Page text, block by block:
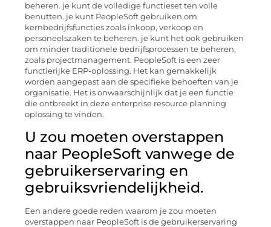
beheren. je kunt de volledige functieset ten volle
benutten. je kunt PeopleSoft gebruiken om
kernbedrijfsfuncties zoals inkoop, verkoop en
personeelszaken te beheren. je kunt het ook gebruiken
om minder traditionele bedrijfsprocessen te beheren,
zoals projectmanagement. PeopleSoft is een zeer
functierijke ERP-oplossing. Het kan gemakkelijk
worden aangepast aan de specifieke behoeften van je
organisatie. Het is onwaarschijnlijk dat je een functie
die ontbreekt in deze enterprise resource planning
oplossing te vinden.
U zou moeten overstappen
naar PeopleSoft vanwege de
gebruikerservaring en
gebruiksvriendelijkheid.
Een andere goede reden waarom je zou moeten
overstappen naar PeopleSoft is de gebruikerservaring